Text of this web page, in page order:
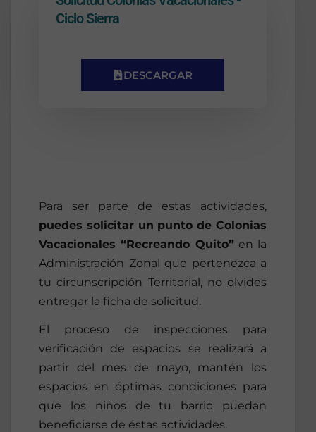
Ciclo Sierra
DESCARGAR
Para ser parte de estas actividades,
puedes solicitar un punto de Colonias
Vacacionales “Recreando Quito”en la
Administración Zonal que pertenezca a
tu circunscripción Territorial, no olvides
entregar la ficha de solicitud.
El proceso de inspecciones para
verificación de espacios se realizará a
partir del mes de mayo, mantén los
espacios en óptimas condiciones para
que los niños de tu barrio puedan
beneficiarse de éstas actividades.